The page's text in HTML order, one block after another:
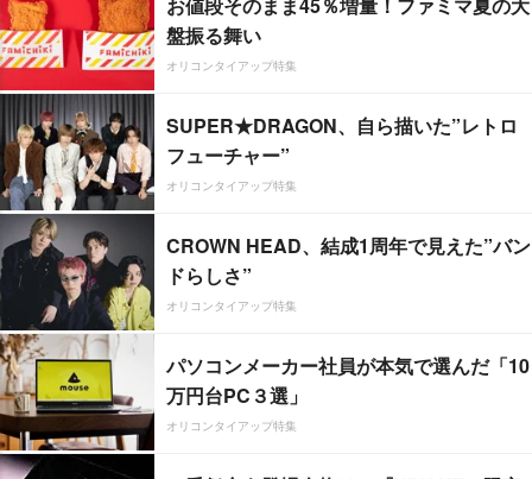
盤振る舞い
オリコンタイアップ特集
SUPER★DRAGON、自ら描いた”レトロ
フューチャー”
オリコンタイアップ特集
CROWN HEAD、結成1周年で見えた”バン
ドらしさ”
オリコンタイアップ特集
パソコンメーカー社員が本気で選んだ「10
万円台PC３選」
オリコンタイアップ特集